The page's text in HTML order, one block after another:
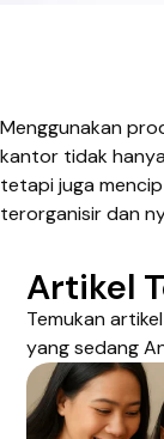
Menggunakan
kantor tidak
tetapi juga
terorganisir dan
Artikel
Temukan
yang sedang